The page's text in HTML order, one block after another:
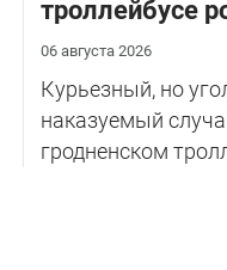
троллейбусе
06 августа 2026
Курьезный, но
наказуемый
гродненском